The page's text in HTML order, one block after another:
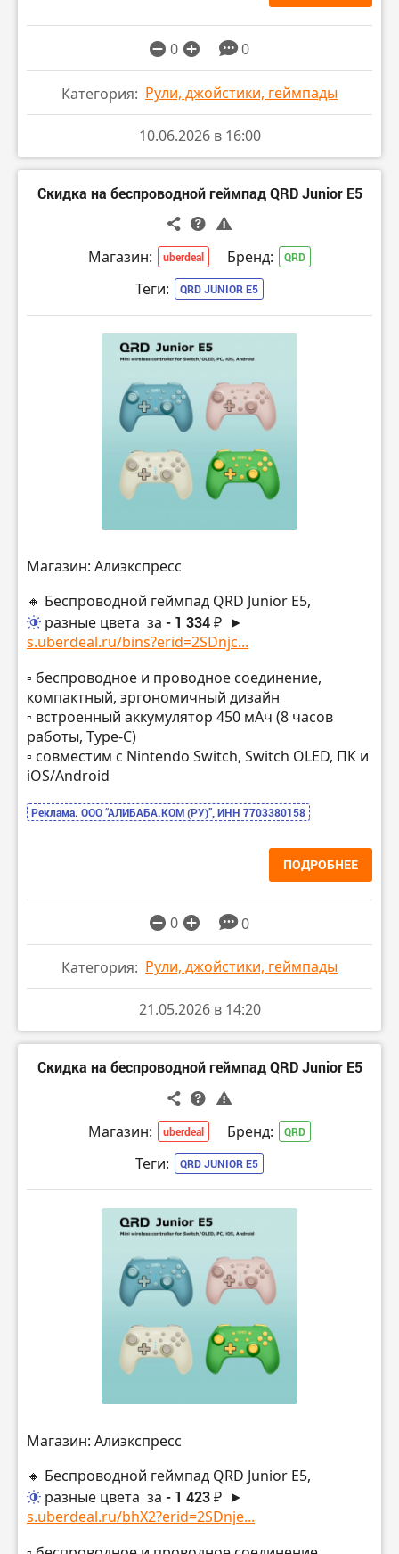
0 0
Категория: Рули, джойстики, геймпады
10.06.2026 в 16:00
Скидка на беспроводной геймпад QRD Junior E5
Магазин: uberdeal Бренд: QRD
Теги: QRD JUNIOR E5
Магазин: Алиэкспресс
🔸 Беспроводной геймпад QRD Junior E5,
разные цвета за - 1 334 ₽ ►
s.uberdeal.ru/bins?erid=2SDnjc...
▫️ беспроводное и проводное соединение,
компактный, эргономичный дизайн
▫️ встроенный аккумулятор 450 мАч (8 часов
работы, Type-C)
▫️ совместим с Nintendo Switch, Switch OLED, ПК и
iOS/Android
Реклама. ООО “АЛИБАБА.КОМ (РУ)”, ИНН 7703380158
ПОДРОБНЕЕ
0 0
Категория: Рули, джойстики, геймпады
21.05.2026 в 14:20
Скидка на беспроводной геймпад QRD Junior E5
Магазин: uberdeal Бренд: QRD
Теги: QRD JUNIOR E5
Магазин: Алиэкспресс
🔸 Беспроводной геймпад QRD Junior E5,
разные цвета за - 1 423 ₽ ►
s.uberdeal.ru/bhX2?erid=2SDnje...